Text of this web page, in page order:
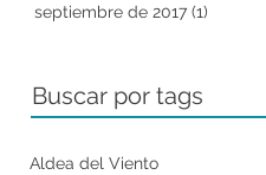
septiembre de 2017 (1)
Buscar por tags
Aldea del Viento